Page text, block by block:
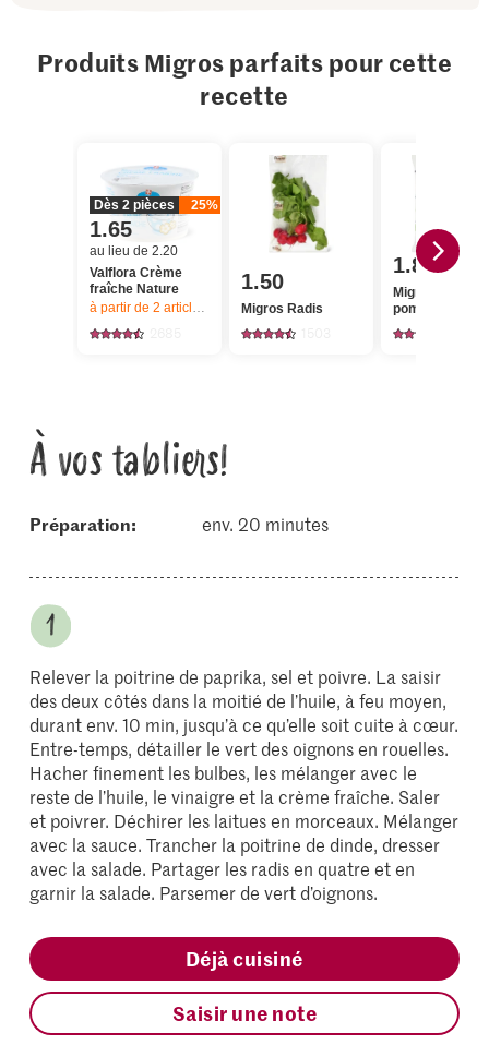
Produits Migros parfaits pour cette
recette
Dès 2 pièces 25%
1.65
au lieu de 2.20
Valflora Crème
fraîche Nature
à partir de 2 articles, Offre valable du 6.8 au 12.8.2026, jusqu’à
1.50
Migros Radis
1.80
Migros Salade
pommée verte
À vos tabliers!
Préparation: env. 20 minutes
Relever la poitrine de paprika, sel et poivre. La saisir
des deux côtés dans la moitié de l’huile, à feu moyen,
durant env. 10 min, jusqu’à ce qu’elle soit cuite à cœur.
Entre-temps, détailler le vert des oignons en rouelles.
Hacher finement les bulbes, les mélanger avec le
reste de l’huile, le vinaigre et la crème fraîche. Saler
et poivrer. Déchirer les laitues en morceaux. Mélanger
avec la sauce. Trancher la poitrine de dinde, dresser
avec la salade. Partager les radis en quatre et en
garnir la salade. Parsemer de vert d’oignons.
Déjà cuisiné
Saisir une note